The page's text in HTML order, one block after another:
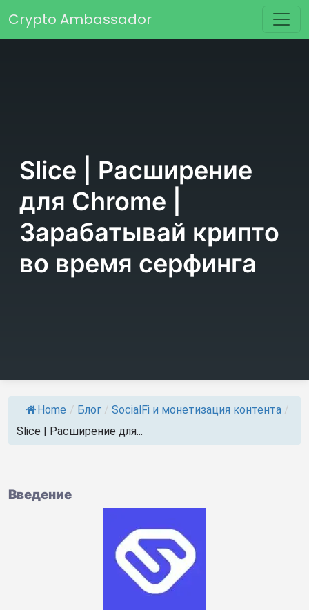
Основная навигация
Crypto Ambassador
Slice | Расширение
для Chrome |
Зарабатывай крипто
во время серфинга
Home / Блог / SocialFi и монетизация контента /
Slice | Расширение для...
Введение